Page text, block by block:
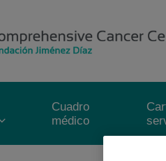
Cuadro
médico